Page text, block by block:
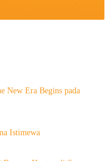
New Era Begins pada
Istimewa